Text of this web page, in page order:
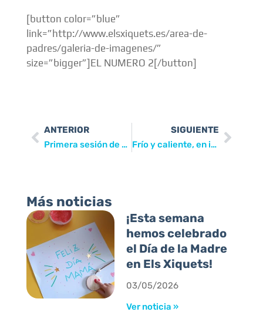
[button color=”blue”
link=”http://www.elsxiquets.es/area-de-
padres/galeria-de-imagenes/”
size=”bigger”]EL NUMERO 2[/button]
ANTERIOR
Primera sesión de entrenamientos para la Miniolimpiada
SIGUIENTE
Frío y caliente, en inglés, con el Liceo Pierre Deschamps
Más noticias
¡Esta semana
hemos celebrado
el Día de la Madre
en Els Xiquets!
03/05/2026
Ver noticia »